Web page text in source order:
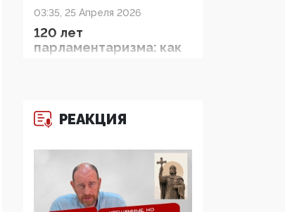
03:35, 25 Апреля 2026
120 лет
парламентаризма: как
Правительства и АП
Социальный фонд
России – пионер
жесткого внедрения
РЕАКЦИЯ